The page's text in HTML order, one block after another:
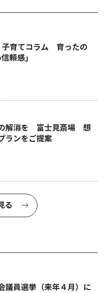
子育てコラム 育ったの
頼感｣
解消を 富士見斎場 想
ランをご提案
る
員選挙（来年４月）に